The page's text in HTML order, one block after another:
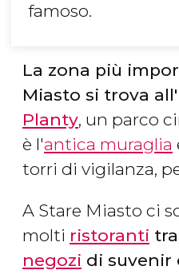
famoso.
La zona più
Miasto si trova
Planty, un parco
è l'antica muraglia
torri di vigilanza,
A Stare Miasto ci
molti ristoranti
negozi di suvenir